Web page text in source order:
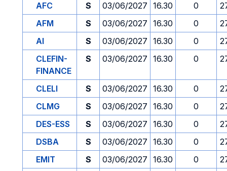
AFC
S 03/06/2027 16.30 0
AFM
S 03/06/2027 16.30 0
AI
S 03/06/2027 16.30 0
CLEFIN-
FINANCE
S 03/06/2027 16.30 0
CLELI S 03/06/2027 16.30 0
CLMG
S 03/06/2027 16.30 0
DES-ESS
S 03/06/2027 16.30 0
DSBA
S 03/06/2027 16.30 0
EMIT
S 03/06/2027 16.30 0